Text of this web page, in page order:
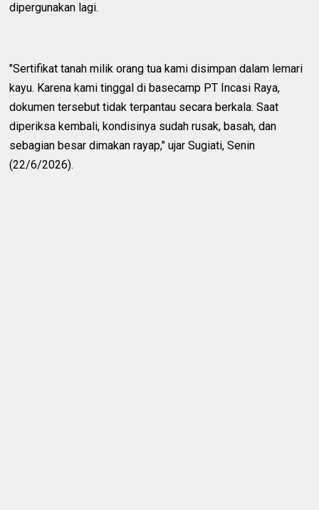
dipergunakan lagi.
"Sertifikat tanah milik orang tua kami disimpan dalam lemari
kayu. Karena kami tinggal di basecamp PT Incasi Raya,
dokumen tersebut tidak terpantau secara berkala. Saat
diperiksa kembali, kondisinya sudah rusak, basah, dan
sebagian besar dimakan rayap," ujar Sugiati, Senin
(22/6/2026).